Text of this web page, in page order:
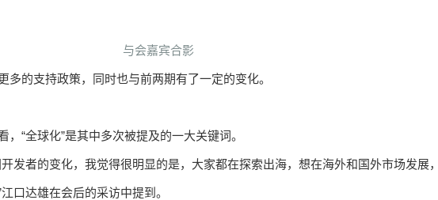
与会嘉宾合影
多的支持政策，同时也与前两期有了一定的变化。
“全球化”是其中多次被提及的一大关键词。
发者的变化，我觉得很明显的是，大家都在探索出海，想在海外和国外市场发展
口达雄在会后的采访中提到。